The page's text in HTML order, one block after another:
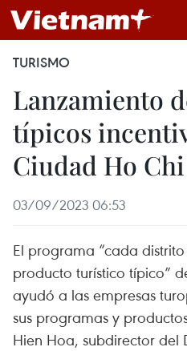
TURISMO
Lanzamiento
típicos
Ciudad Ho
03/09/2023 06:53
El programa “cada
producto turístico típico”
ayudó a las empresas
sus programas y
Hien Hoa, subdirector